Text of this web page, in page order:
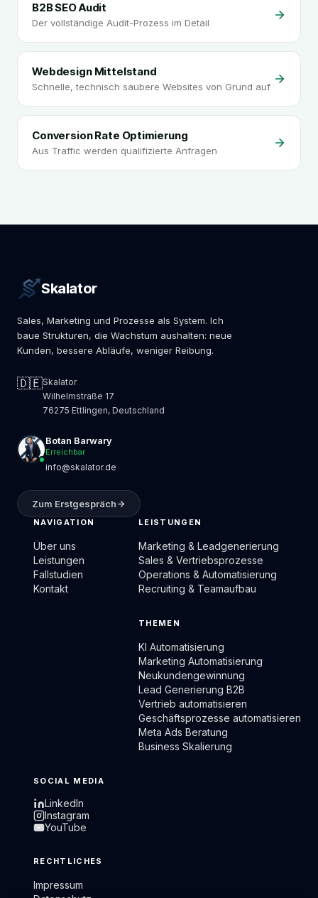
B2B SEO Audit
Der vollständige Audit-Prozess im Detail
Webdesign Mittelstand
Schnelle, technisch saubere Websites von Grund auf
Conversion Rate Optimierung
Aus Traffic werden qualifizierte Anfragen
Skalator
Sales, Marketing und Prozesse als System. Ich
baue Strukturen, die Wachstum aushalten: neue
Kunden, bessere Abläufe, weniger Reibung.
🇩🇪Skalator
Wilhelmstraße 17
76275 Ettlingen, Deutschland
Botan Barwary
Erreichbar
info@skalator.de
Zum Erstgespräch
NAVIGATION
Über uns
Leistungen
Fallstudien
Kontakt
LEISTUNGEN
Marketing & Leadgenerierung
Sales & Vertriebsprozesse
Operations & Automatisierung
Recruiting & Teamaufbau
THEMEN
KI Automatisierung
Marketing Automatisierung
Neukundengewinnung
Lead Generierung B2B
Vertrieb automatisieren
Geschäftsprozesse automatisieren
Meta Ads Beratung
Business Skalierung
SOCIAL MEDIA
LinkedIn
Instagram
YouTube
RECHTLICHES
Impressum